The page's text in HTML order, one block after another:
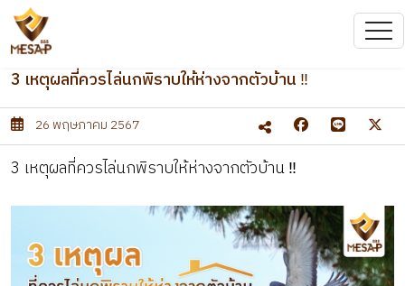
3 เหตุผลที่ควรไล่นกพิราบให้ห่างจากตัวบ้าน ‼️
26 พฤษภาคม 2567
3 เหตุผลที่ควรไล่นกพิราบให้ห่างจากตัวบ้าน ‼️